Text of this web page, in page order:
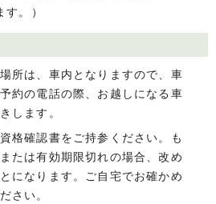
す。）
所は、車内となりますので、車
約の電話の際、お越しになる車
します。
格確認書をご持参ください。も
たは有効期限切れの場合、改め
になります。ご自宅でお確かめ
さい。